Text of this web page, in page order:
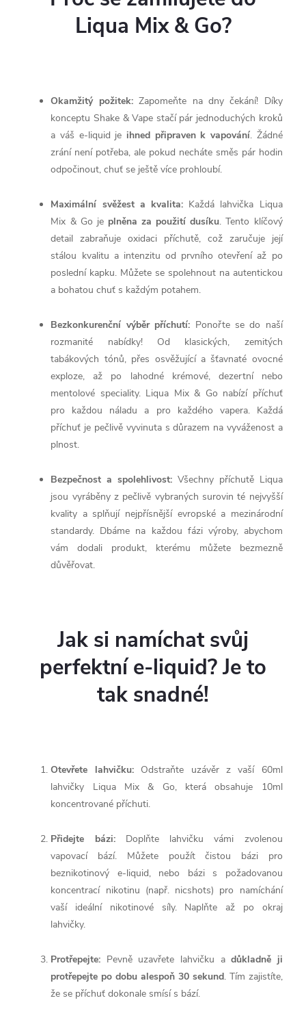
Liqua Mix & Go?
Okamžitý požitek:Zapomeňte na dny čekání! Díky
konceptu Shake & Vape stačí pár jednoduchých kroků
a váš e-liquid je ihned připraven k vapování. Žádné
zrání není potřeba, ale pokud necháte směs pár hodin
odpočinout, chuť se ještě více prohloubí.
Maximální svěžest a kvalita: Každá lahvička Liqua
Mix & Go je plněna za použití dusíku. Tento klíčový
detail zabraňuje oxidaci příchutě, což zaručuje její
stálou kvalitu a intenzitu od prvního otevření až po
poslední kapku. Můžete se spolehnout na autentickou
a bohatou chuť s každým potahem.
Bezkonkurenční výběr příchutí: Ponořte se do naší
rozmanité nabídky! Od klasických, zemitých
tabákových tónů, přes osvěžující a šťavnaté ovocné
exploze, až po lahodné krémové, dezertní nebo
mentolové speciality. Liqua Mix & Go nabízí příchuť
pro každou náladu a pro každého vapera. Každá
příchuť je pečlivě vyvinuta s důrazem na vyváženost a
plnost.
Bezpečnost a spolehlivost: Všechny příchutě Liqua
jsou vyráběny z pečlivě vybraných surovin té nejvyšší
kvality a splňují nejpřísnější evropské a mezinárodní
standardy. Dbáme na každou fázi výroby, abychom
vám dodali produkt, kterému můžete bezmezně
důvěřovat.
Jak si namíchat svůj
perfektní e-liquid? Je to
tak snadné!
Otevřete lahvičku:Odstraňte uzávěr z vaší 60ml
lahvičky Liqua Mix & Go, která obsahuje 10ml
koncentrované příchuti.
Přidejte bázi:Doplňte lahvičku vámi zvolenou
vapovací bází. Můžete použít čistou bázi pro
beznikotinový e-liquid, nebo bázi s požadovanou
koncentrací nikotinu (např. nicshots) pro namíchání
vaší ideální nikotinové síly. Naplňte až po okraj
lahvičky.
Protřepejte: Pevně uzavřete lahvičku adůkladně ji
protřepejte po dobu alespoň 30 sekund. Tím zajistíte,
že se příchuť dokonale smísí s bází.